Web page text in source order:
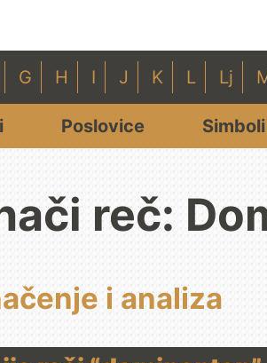
G H I J K L Lj
Poslovice Simboli
reč:
i analiza